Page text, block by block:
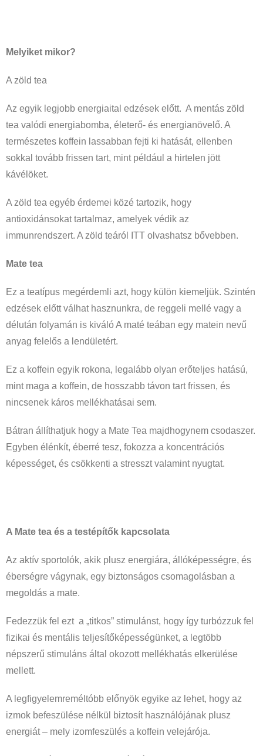
Melyiket mikor?
A zöld tea
Az egyik legjobb energiaital edzések előtt. A mentás zöld
tea valódi energiabomba, életerő- és energianövelő. A
természetes koffein lassabban fejti ki hatását, ellenben
sokkal tovább frissen tart, mint például a hirtelen jött
kávélöket.
A zöld tea egyéb érdemei közé tartozik, hogy
antioxidánsokat tartalmaz, amelyek védik az
immunrendszert. A zöld teáról ITT olvashatsz bővebben.
Mate tea
Ez a teatípus megérdemli azt, hogy külön kiemeljük. Szintén
edzések előtt válhat hasznunkra, de reggeli mellé vagy a
délután folyamán is kiváló A maté teában egy matein nevű
anyag felelős a lendületért.
Ez a koffein egyik rokona, legalább olyan erőteljes hatású,
mint maga a koffein, de hosszabb távon tart frissen, és
nincsenek káros mellékhatásai sem.
Bátran állíthatjuk hogy a Mate Tea majdhogynem csodaszer.
Egyben élénkít, éberré tesz, fokozza a koncentrációs
képességet, és csökkenti a stresszt valamint nyugtat.
A Mate tea és a testépítők kapcsolata
Az aktív sportolók, akik plusz energiára, állóképességre, és
éberségre vágynak, egy biztonságos csomagolásban a
megoldás a mate.
Fedezzük fel ezt a „titkos” stimulánst, hogy így turbózzuk fel
fizikai és mentális teljesítőképességünket, a legtöbb
népszerű stimuláns által okozott mellékhatás elkerülése
mellett.
A legfigyelemreméltóbb előnyök egyike az lehet, hogy az
izmok befeszülése nélkül biztosít használójának plusz
energiát – mely izomfeszülés a koffein velejárója.